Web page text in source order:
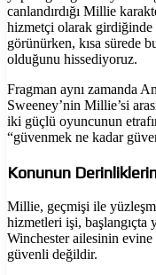
canlandırdığı Millie
hizmetçi olarak girdiğinde
görünürken, kısa sürede
olduğunu hissediyoruz.
Fragman aynı zamanda
Sweeney’nin Millie’si
iki güçlü oyuncunun
“güvenmek ne kadar
Konunun
Millie, geçmişi ile
hizmetleri işi, başlangıçta
Winchester ailesinin evine
güvenli değildir.